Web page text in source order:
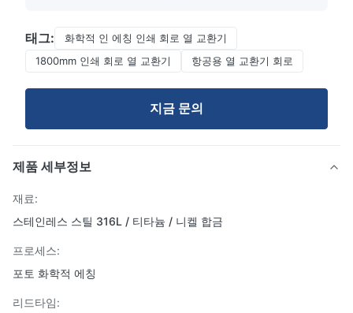
태그:
화학적 인 에칭 인쇄 회로 열 교환기
1800mm 인쇄 회로 열 교환기
항공용 열 교환기 회로
지금 문의
제품 세부정보
재료:
스테인레스 스틸 316L / 티타늄 / 니켈 합금
프로세스:
포토 화학적 에칭
리드타임: